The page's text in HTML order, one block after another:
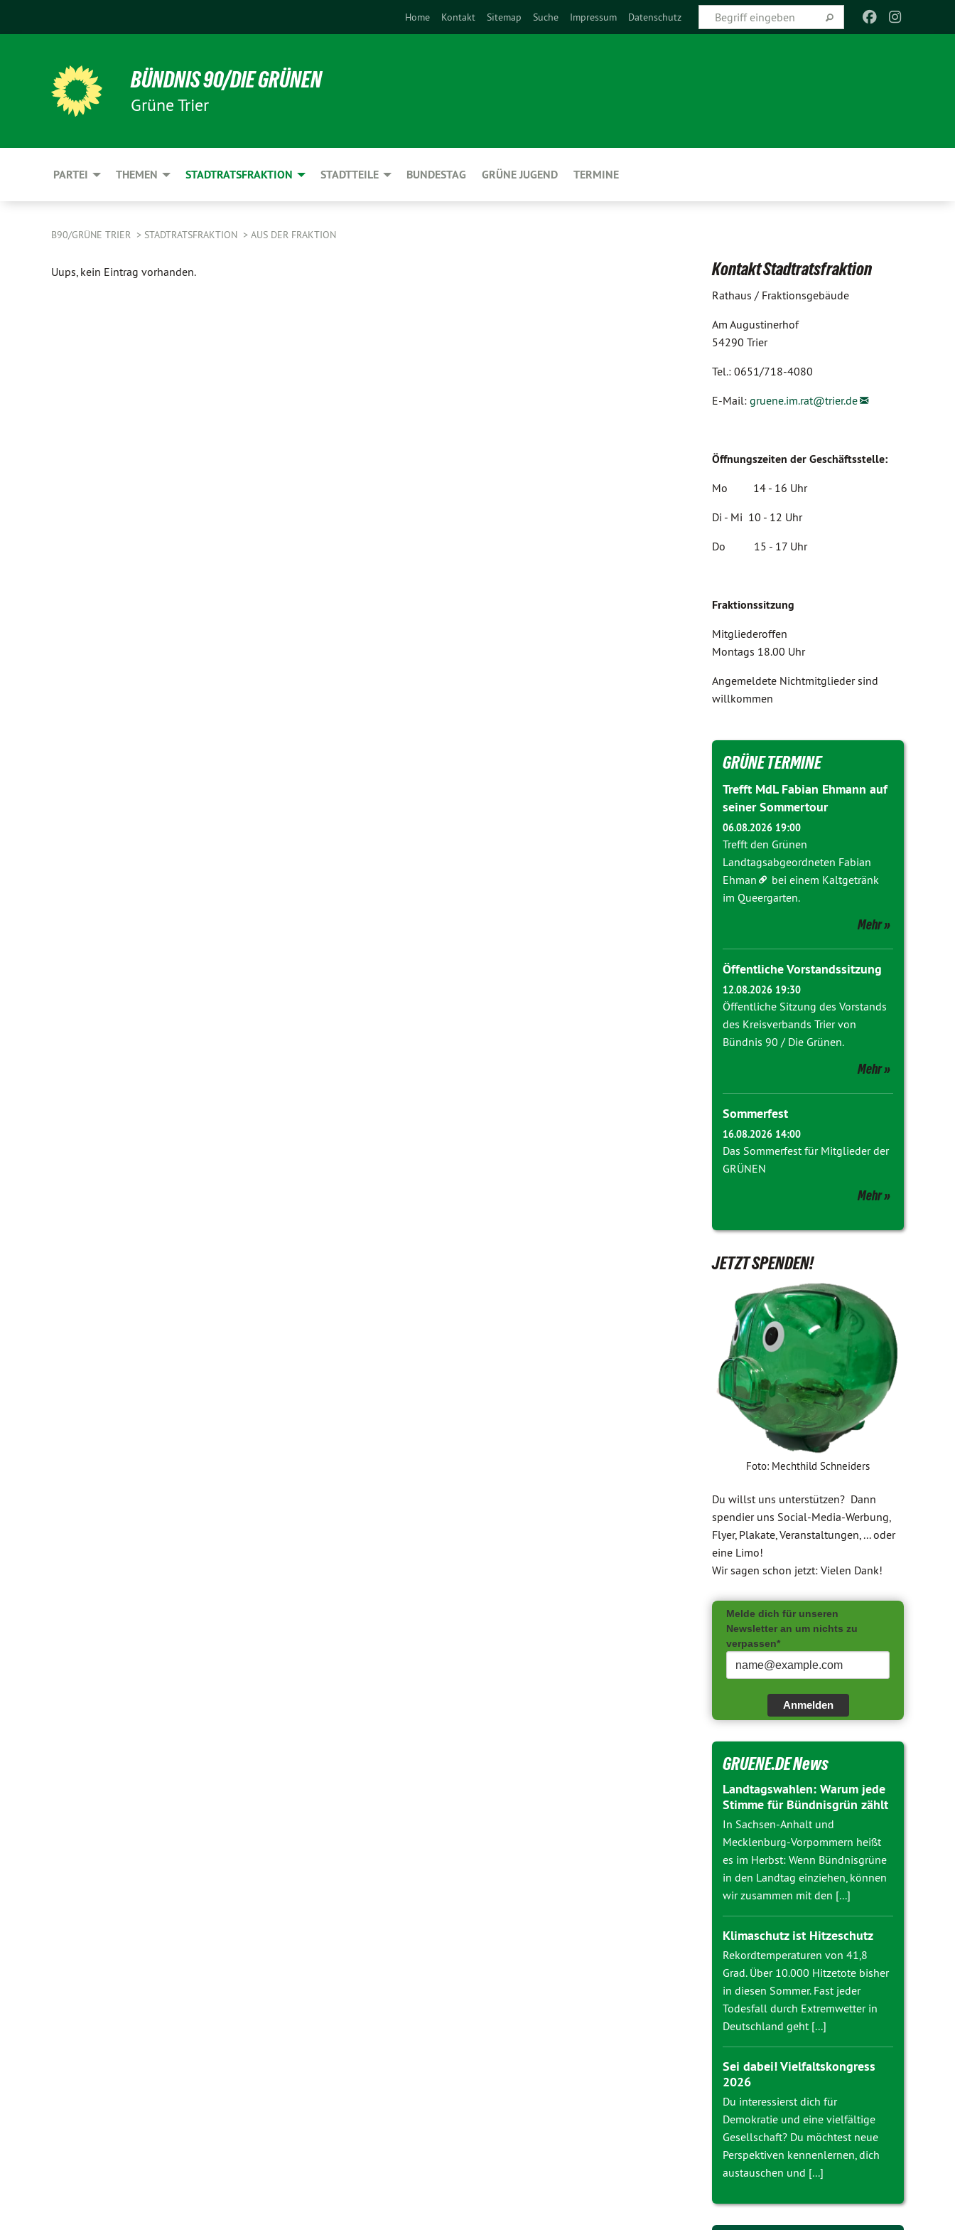
Home Kontakt Sitemap Suche Impressum Datenschutz
BÜNDNIS 90/DIE GRÜNEN
Grüne Trier
PARTEI THEMEN STADTRATSFRAKTION STADTTEILE BUNDESTAG GRÜNE JUGEND TERMINE
B90/GRÜNE TRIER STADTRATSFRAKTION AUS DER FRAKTION
Uups, kein Eintrag vorhanden. Kontakt Stadtratsfraktion
Rathaus / Fraktionsgebäude
Am Augustinerhof
54290 Trier
Tel.: 0651/718-4080
E-Mail: gruene.im.rat@trier.de
Öffnungszeiten der Geschäftsstelle:
Mo 14 - 16 Uhr
Di - Mi 10 - 12 Uhr
Do 15 - 17 Uhr
Fraktionssitzung
Mitgliederoffen
Montags 18.00 Uhr
Angemeldete Nichtmitglieder sind
willkommen
GRÜNE TERMINE
Trefft MdL Fabian Ehmann auf
seiner Sommertour
06.08.2026 19:00
Trefft den Grünen
Landtagsabgeordneten Fabian
Ehman
bei einem Kaltgetränk
im Queergarten.
Mehr
Öffentliche Vorstandssitzung
12.08.2026 19:30
Öffentliche Sitzung des Vorstands
des Kreisverbands Trier von
Bündnis 90 / Die Grünen.
Mehr
Sommerfest
16.08.2026 14:00
Das Sommerfest für Mitglieder der
GRÜNEN
Mehr
JETZT SPENDEN!
Foto: Mechthild Schneiders
Du willst uns unterstützen? Dann
spendier uns Social-Media-Werbung,
Flyer, Plakate, Veranstaltungen, ... oder
eine Limo!
Wir sagen schon jetzt: Vielen Dank!
Melde dich für unseren
Newsletter an um nichts zu
verpassen*
Anmelden
GRUENE.DE News
Landtagswahlen: Warum jede
Stimme für Bündnisgrün zählt
In Sachsen-Anhalt und
Mecklenburg-Vorpommern heißt
es im Herbst: Wenn Bündnisgrüne
in den Landtag einziehen, können
wir zusammen mit den [...]
Klimaschutz ist Hitzeschutz
Rekordtemperaturen von 41,8
Grad. Über 10.000 Hitzetote bisher
in diesen Sommer. Fast jeder
Todesfall durch Extremwetter in
Deutschland geht [...]
Sei dabei! Vielfaltskongress
2026
Du interessierst dich für
Demokratie und eine vielfältige
Gesellschaft? Du möchtest neue
Perspektiven kennenlernen, dich
austauschen und [...]